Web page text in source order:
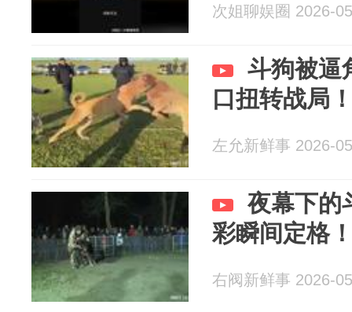
次姐聊娱圈 2026-
斗狗被逼
口扭转战局
左允新鲜事 2026-
夜幕下的
彩瞬间定格
右阀新鲜事 2026-